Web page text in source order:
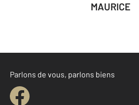
MAURICE
Parlons de vous, parlons biens